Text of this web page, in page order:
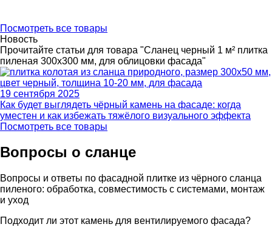
Посмотреть все товары
Новость
Прочитайте статьи для товара "Сланец черный 1 м² плитка
пиленая 300х300 мм, для облицовки фасада"
19 сентября 2025
Как будет выглядеть чёрный камень на фасаде: когда
уместен и как избежать тяжёлого визуального эффекта
Посмотреть все товары
Вопросы о сланце
Вопросы и ответы по фасадной плитке из чёрного сланца
пиленого: обработка, совместимость с системами, монтаж
и уход
Подходит ли этот камень для вентилируемого фасада?